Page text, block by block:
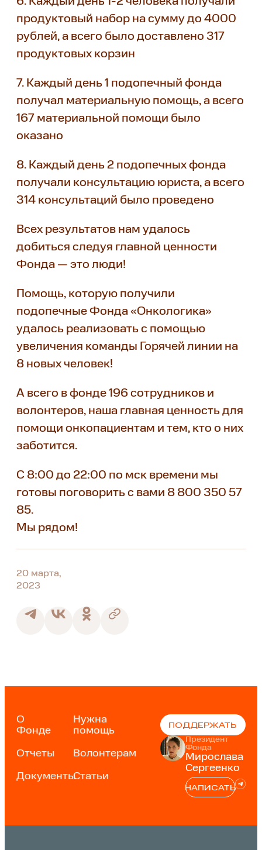
продуктовый набор на сумму до 4000
рублей, а всего было доставлено 317
продуктовых корзин
7. Каждый день 1 подопечный фонда
получал материальную помощь, а всего
167 материальной помощи было
оказано
8. Каждый день 2 подопечных фонда
получали консультацию юриста, а всего
314 консультаций было проведено
Всех результатов нам удалось
добиться следуя главной ценности
Фонда — это люди!
Помощь, которую получили
подопечные Фонда «Онкологика»
удалось реализовать с помощью
увеличения команды Горячей линии на
8 новых человек!
А всего в фонде 196 сотрудников и
волонтеров, наша главная ценность для
помощи онкопациентам и тем, кто о них
заботится.
С 8:00 до 22:00 по мск времени мы
готовы поговорить с вами 8 800 350 57
85.
Мы рядом!
20 марта,
2023
О
Фонде
Отчеты
Документы
Нужна
помощь
Волонтерам
Статьи
ПОДДЕРЖАТЬ
Президент
Фонда
Мирослава
Сергеенко
НАПИСАТЬ